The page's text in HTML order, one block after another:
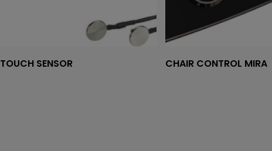
Tovább olvasom
TOUCH SENSOR Tovább olvasom
CHAIR CONTROL MIRA